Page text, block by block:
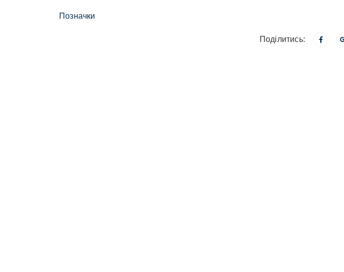
Позначки
Поділитись: